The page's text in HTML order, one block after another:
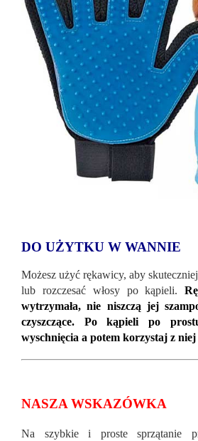
DO UŻYTKU W WANNIE
Możesz użyć rękawicy, aby
lub rozczesać włosy po kąpieli.
wytrzymała, nie niszczą jej
czyszczące. Po kąpieli po
wyschnięcia a potem korzystaj z
NASZA WSKAZÓWKA
Na szybkie i proste sprzątanie